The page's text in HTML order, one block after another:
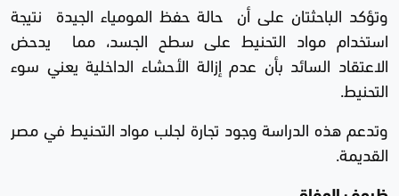
وتؤكد الباحثتان على أن حالة حفظ المومياء الجيدة نتيجة
استخدام مواد التحنيط على سطح الجسد، مما يدحض
الاعتقاد السائد بأن عدم إزالة الأحشاء الداخلية يعني سوء
التحنيط.
وتدعم هذه الدراسة وجود تجارة لجلب مواد التحنيط في مصر
القديمة.